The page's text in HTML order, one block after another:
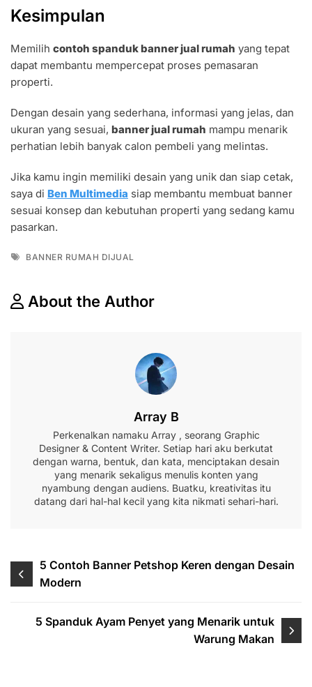
Kesimpulan
Memilih contoh spanduk banner jual rumah yang tepat
dapat membantu mempercepat proses pemasaran
properti.
Dengan desain yang sederhana, informasi yang jelas, dan
ukuran yang sesuai, banner jual rumah mampu menarik
perhatian lebih banyak calon pembeli yang melintas.
Jika kamu ingin memiliki desain yang unik dan siap cetak,
saya di Ben Multimedia siap membantu membuat banner
sesuai konsep dan kebutuhan properti yang sedang kamu
pasarkan.
Tags
BANNER RUMAH DIJUAL
About the Author
Array B
Perkenalkan namaku Array , seorang Graphic
Designer & Content Writer. Setiap hari aku berkutat
dengan warna, bentuk, dan kata, menciptakan desain
yang menarik sekaligus menulis konten yang
nyambung dengan audiens. Buatku, kreativitas itu
datang dari hal-hal kecil yang kita nikmati sehari-hari.
Navigasi
pos
5 Contoh Banner Petshop Keren dengan Desain
Modern
5 Spanduk Ayam Penyet yang Menarik untuk
Warung Makan